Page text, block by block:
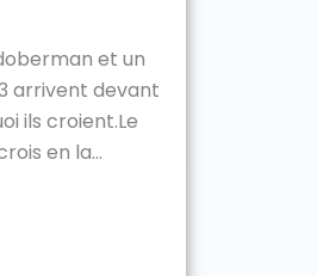
et un
arrivent devant
ils croient.Le
en la...